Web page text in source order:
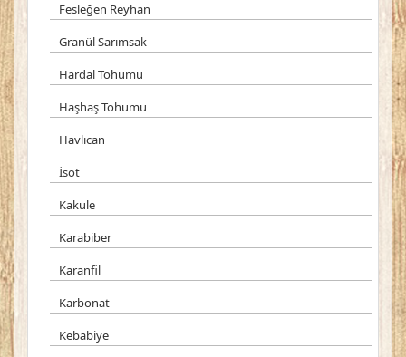
Fesleğen Reyhan
Granül Sarımsak
Hardal Tohumu
Haşhaş Tohumu
Havlıcan
İsot
Kakule
Karabiber
Karanfil
Karbonat
Kebabiye